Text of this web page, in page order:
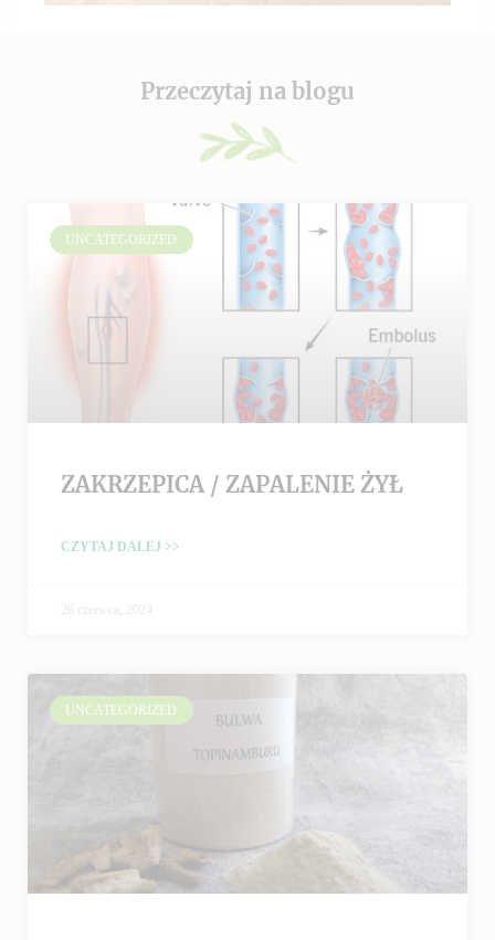
Przeczytaj na blogu
UNCATEGORIZED
ZAKRZEPICA / ZAPALENIE ŻYŁ
CZYTAJ DALEJ >>
26 czerwca, 2024
UNCATEGORIZED